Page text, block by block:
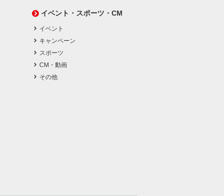
イベント・スポーツ・CM
イベント
キャンペーン
スポーツ
CM・動画
その他